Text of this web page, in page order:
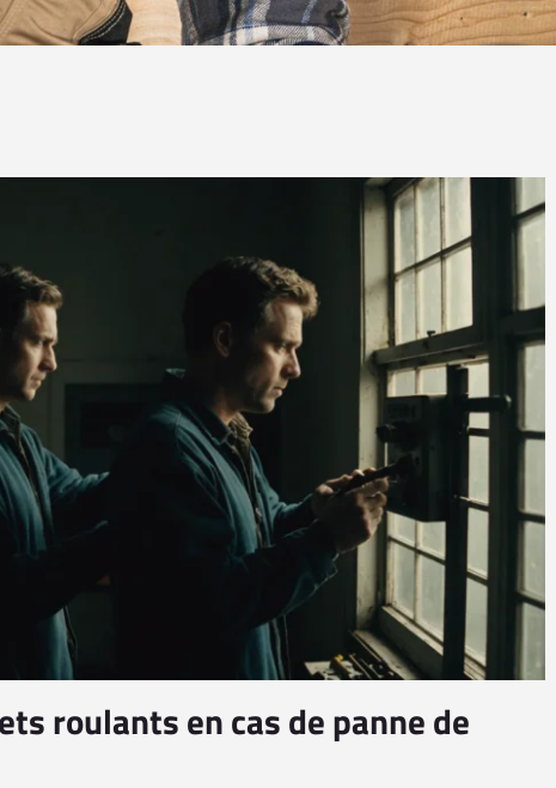
roulants en cas de panne de